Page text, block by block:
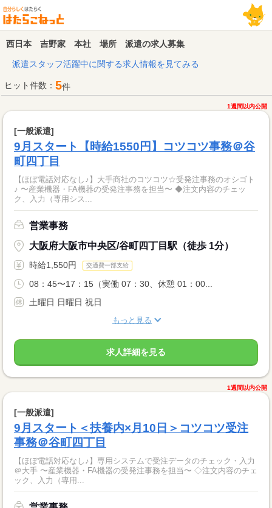
西日本 吉野家 本社 場所 派遣の求人募集
派遣スタッフ活躍中に関する求人情報を見てみる
ヒット件数： 5件
1週間以内公開
[一般派遣]
9月スタート【時給1550円】コツコツ事務＠谷
町四丁目
【ほぼ電話対応なし♪】大手商社のコツコツ☆受発注事務のオシゴト
♪ 〜産業機器・FA機器の受発注事務を担当〜 ◆注文内容のチェッ
ク、入力（専用シス...
営業事務
大阪府大阪市中央区/谷町四丁目駅（徒歩 1分）
時給1,550円 交通費一部支給
08：45〜17：15（実働 07：30、休憩 01：00...
土曜日 日曜日 祝日
もっと見る
求人詳細を見る
1週間以内公開
[一般派遣]
9月スタート＜扶養内×月10日＞コツコツ受注
事務＠谷町四丁目
【ほぼ電話対応なし♪】専用システムで受注データのチェック・入力
＠大手 〜産業機器・FA機器の受発注事務を担当〜 ◇注文内容のチェ
ック、入力（専用...